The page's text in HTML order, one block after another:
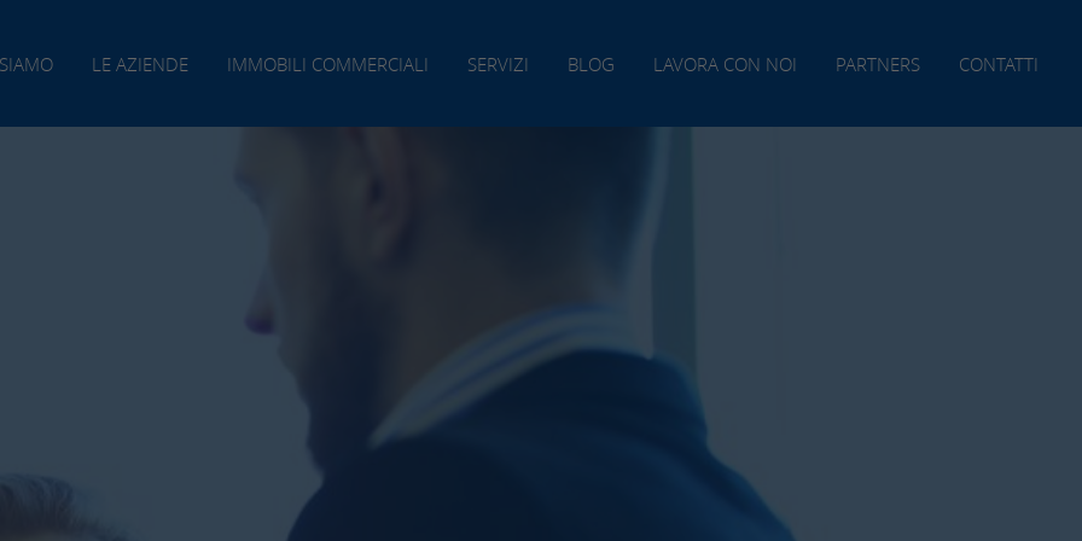
LE AZIENDE IMMOBILI COMMERCIALI SERVIZI BLOG LAVORA CON NOI PARTNERS CONTATTI